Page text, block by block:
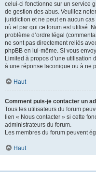
celui-ci fonctionne sur un service
de gestion des abus. Veuillez
juridiction et ne peut en aucun
où et par qui ce forum est utilisé.
problème d’ordre légal
ne sont pas directement reliés
phpBB en lui-même. Si vous
Limited à propos d’une utilisation
à une réponse laconique ou à ne
Haut
Comment puis-je contacter un
Tous les utilisateurs du forum
lien « Nous contacter » si cette
administrateurs du forum.
Les membres du forum peuvent
Haut